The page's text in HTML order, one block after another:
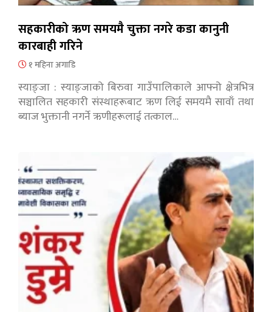
सहकारीको ऋण समयमै चुक्ता नगरे कडा कानुनी
कारबाही गरिने
१ महिना अगाडि
स्याङ्जा : स्याङ्जाको बिरुवा गाउँपालिकाले आफ्नो क्षेत्रभित्र
सञ्चालित सहकारी संस्थाहरूबाट ऋण लिई समयमै सावाँ तथा
ब्याज भुक्तानी नगर्ने ऋणीहरूलाई तत्काल…